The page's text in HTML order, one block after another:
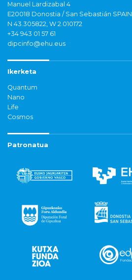
Manuel Lardizabal 4
E20018 Donostia / San Sebastián SPAIN
N 43.305822, W 2.010172
+34 943 01 57 61
dipcinfo@ehu.eus
Ikerketa
Quantum
Nano
Life
Cosmos
Patronatua